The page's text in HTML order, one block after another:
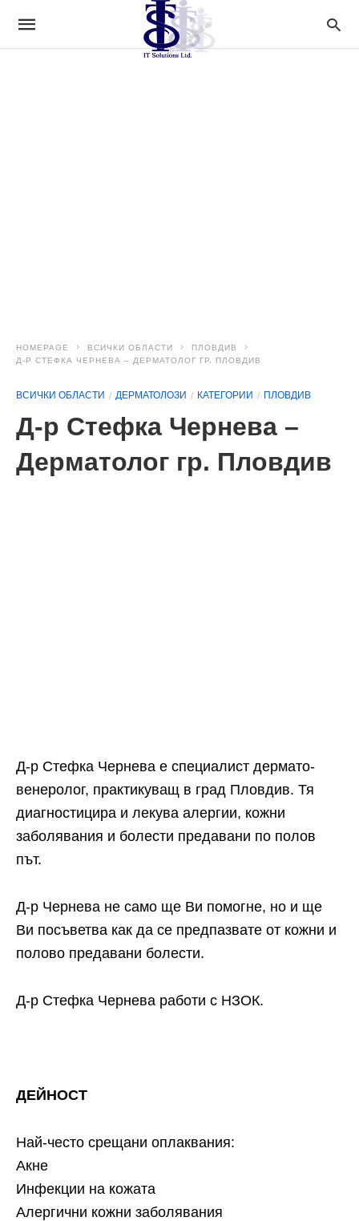
HOMEPAGE ВСИЧКИ ОБЛАСТИ
ПЛОВДИВ
Д-Р СТЕФКА ЧЕРНЕВА – ДЕРМАТОЛОГ ГР. ПЛОВДИВ
ВСИЧКИ ОБЛАСТИ ДЕРМАТОЛОЗИ КАТЕГОРИИ ПЛОВДИВ
Д-р Стефка Чернева –
Дерматолог гр. Пловдив
Д-р Стефка Чернева е специалист дермато-
венеролог, практикуващ в град Пловдив. Тя
диагностицира и лекува алергии, кожни
заболявания и болести предавани по полов
път.
Д-р Чернева не само ще Ви помогне, но и ще
Ви посъветва как да се предпазвате от кожни и
полово предавани болести.
Д-р Стефка Чернева работи с НЗОК.
ДЕЙНОСТ
Най-често срещани оплаквания:
Акне
Инфекции на кожата
Алергични кожни заболявания